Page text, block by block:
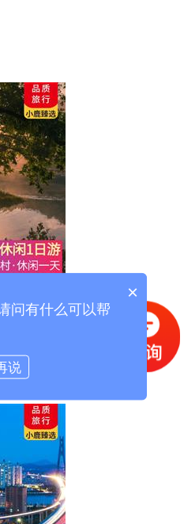
×
问有什么可以帮
说